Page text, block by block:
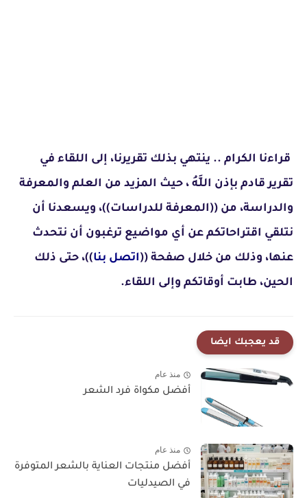
قراءنا الكرام .. ينتهي بذلك تقريرنا، إلى اللقاء في
تقرير قادم بإذن اللَّهُ ، حيث المزيد من العلم والمعرفة
والدراسة، من ((المعرفة للدراسات))، ويسعدنا أن
نتلقي اقتراحاتكم عن أي مواضيع ترغبون أن نتحدث
عنها، وذلك من خلال صفحة ((اتصل بنا))، حتى ذلك
الحين، طابت أوقاتكم وإلى اللقاء.
قد يعجبك ايضا
منذ عام
أفضل مكواة فرد الشعر
منذ عام
أفضل منتجات العناية بالشعر المتوفرة
في الصيدليات